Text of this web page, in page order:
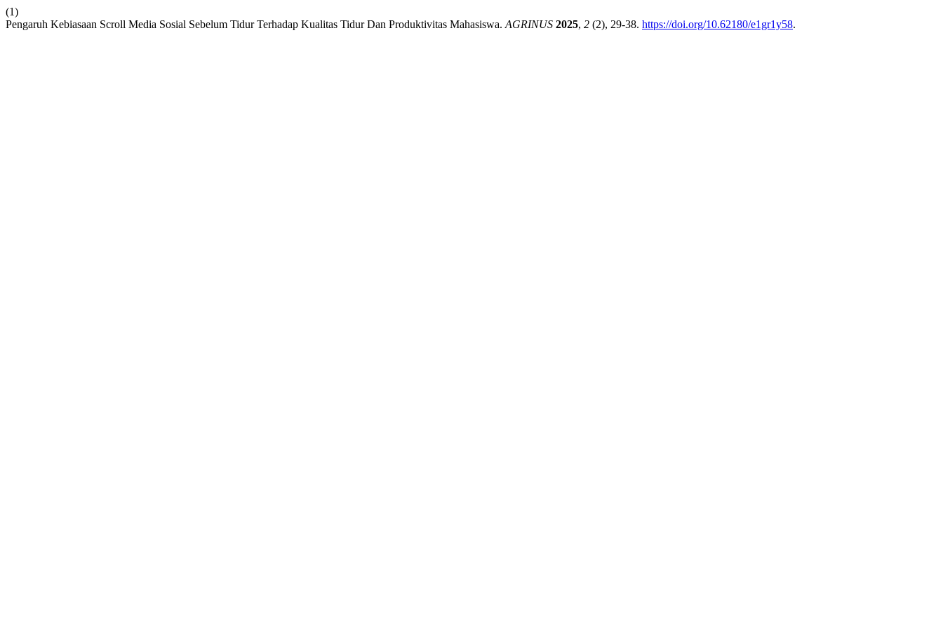
(1)
Pengaruh Kebiasaan Scroll Media Sosial Sebelum Tidur Terhadap Kualitas Tidur Dan Produktivitas Mahasiswa. AGRINUS 2025, 2 (2), 29-38. https://doi.org/10.62180/e1gr1y58.